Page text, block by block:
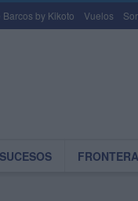
by Kikoto Vuelos
SUCESOS FRONTERA